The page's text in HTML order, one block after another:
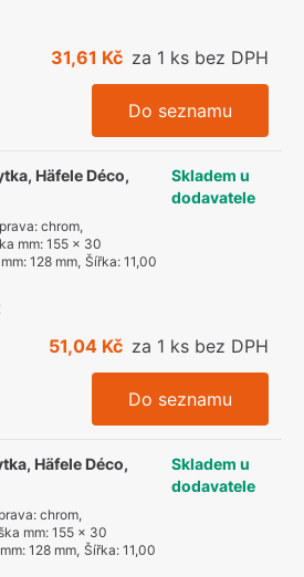
31,61 Kč za 1 ks bez DPH
Do seznamu
Häfele Déco,
: chrom,
mm: 155 x 30
: 128 mm, Šířka: 11,00
Skladem u
dodavatele
51,04 Kč za 1 ks bez DPH
Do seznamu
Häfele Déco,
:chrom,
mm:155 x 30
:128 mm, Šířka:11,00
Skladem u
dodavatele